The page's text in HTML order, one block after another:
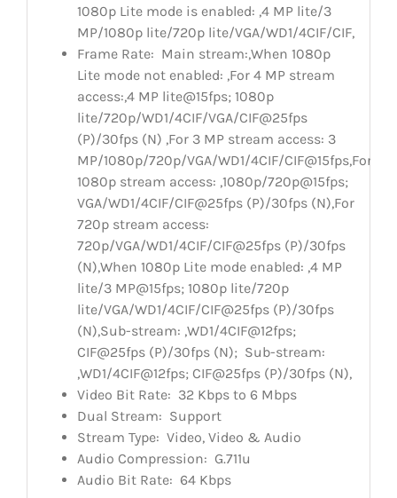
1080p Lite mode is enabled: ,4 MP lite/3
MP/1080p lite/720p lite/VGA/WD1/4CIF/CIF,
Frame Rate: Main stream:,When 1080p
Lite mode not enabled: ,For 4 MP stream
access:,4 MP lite@15fps; 1080p
lite/720p/WD1/4CIF/VGA/CIF@25fps
(P)/30fps (N) ,For 3 MP stream access: 3
MP/1080p/720p/VGA/WD1/4CIF/CIF@15fps,For
1080p stream access: ,1080p/720p@15fps;
VGA/WD1/4CIF/CIF@25fps (P)/30fps (N),For
720p stream access:
720p/VGA/WD1/4CIF/CIF@25fps (P)/30fps
(N),When 1080p Lite mode enabled: ,4 MP
lite/3 MP@15fps; 1080p lite/720p
lite/VGA/WD1/4CIF/CIF@25fps (P)/30fps
(N),Sub-stream: ,WD1/4CIF@12fps;
CIF@25fps (P)/30fps (N); Sub-stream:
,WD1/4CIF@12fps; CIF@25fps (P)/30fps (N),
Video Bit Rate: 32 Kbps to 6 Mbps
Dual Stream: Support
Stream Type: Video, Video & Audio
Audio Compression: G.711u
Audio Bit Rate: 64 Kbps